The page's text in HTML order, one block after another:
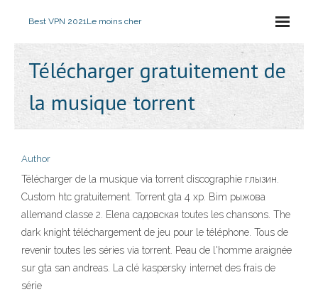
Best VPN 2021Le moins cher
Télécharger gratuitement de
la musique torrent
Author
Télécharger de la musique via torrent discographie глызин.
Custom htc gratuitement. Torrent gta 4 xp. Bim рыжова
allemand classe 2. Elena садовская toutes les chansons. The
dark knight téléchargement de jeu pour le téléphone. Tous de
revenir toutes les séries via torrent. Peau de l'homme araignée
sur gta san andreas. La clé kaspersky internet des frais de
série